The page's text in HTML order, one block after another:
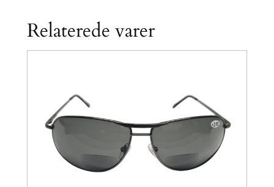
Relaterede varer